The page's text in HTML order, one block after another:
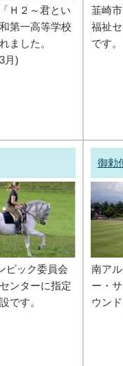
Ｈ２～君とい
第一高等学校
ました。
月)
韮崎
福祉
です。
ピック委員会
ンターに指定
です。
御勅
南ア
ー・
ウン